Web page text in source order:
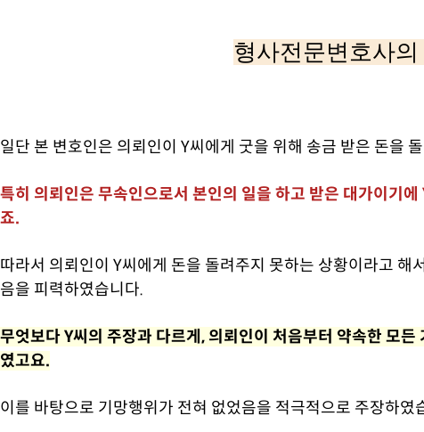
형사전문변호사
일단 본 변호인은 의뢰인이 Y씨에게 굿을 위해 송금 받은 돈을
특히 의뢰인은 무속인으로서 본인의 일을 하고 받은 대가이기
죠.
따라서 의뢰인이 Y씨에게 돈을 돌려주지 못하는 상황이라고 해
음을 피력하였습니다.
무엇보다 Y씨의 주장과 다르게, 의뢰인이 처음부터 약속한 모
였고요.
이를 바탕으로 기망행위가 전혀 없었음을 적극적으로 주장하였